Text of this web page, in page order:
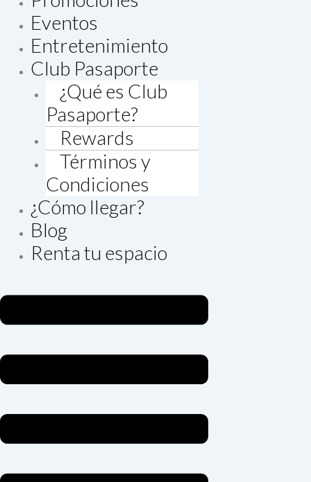
Eventos
Entretenimiento
Club Pasaporte
¿Qué es Club
Pasaporte?
Rewards
Términos y
Condiciones
¿Cómo llegar?
Blog
Renta tu espacio